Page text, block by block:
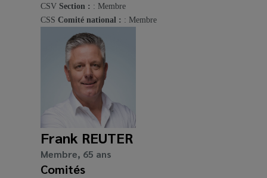
CSV Section : : Membre
CSS Comité national : : Membre
Frank REUTER
Membre, 65 ans
Comités